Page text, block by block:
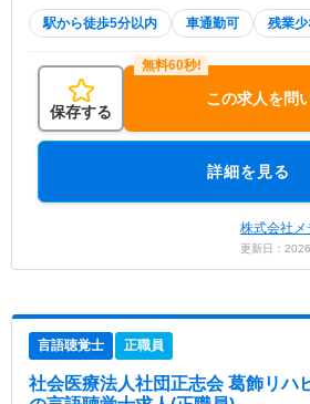
駅から徒歩5分以内 車通勤可 残業
保存する
この求人を問
詳細を見る
株式会社
更新日：
言語聴覚士 正職員
社会医療法人社団正志会 葛飾リハ